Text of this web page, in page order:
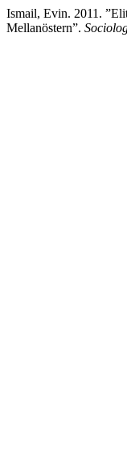
Ismail, Evin. 2011.
Mellanöstern”.